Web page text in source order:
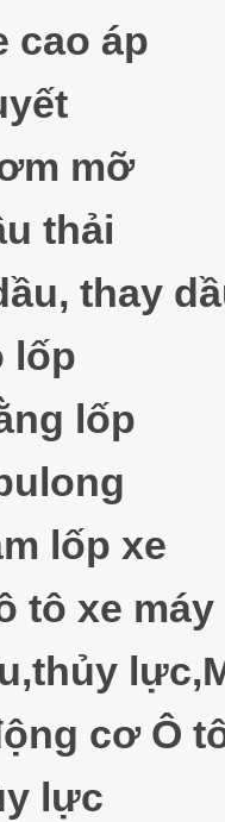
cao áp
mỡ
thải
thay
lốp
lốp
lốp xe
tô xe máy
cơ Ô
lực